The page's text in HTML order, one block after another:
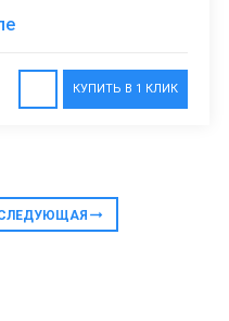
КУПИТЬ В 1 КЛИК